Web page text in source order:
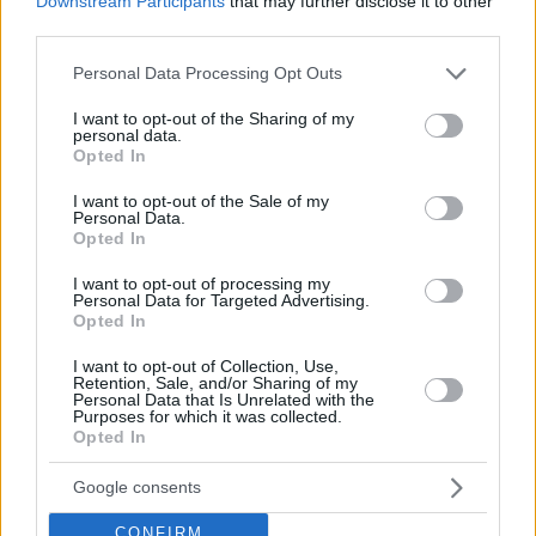
Please note that this website/app uses one or more Google
not limited to your visit or usage behaviour. You may click to
grant or deny consent to Google and its third-party tags to
use your data for below specified purposes in below Google
consent section.
Personal Data Processing Opt Outs
I want to opt-out of the Sharing of my
personal data.
Opted In
I want to opt-out of the Sale of my
Personal Data.
Opted In
I want to opt-out of processing my
Personal Data for Targeted Advertising.
Opted In
I want to opt-out of Collection, Use,
Retention, Sale, and/or Sharing of my
Personal Data that Is Unrelated with the
Purposes for which it was collected.
Opted In
Google consents
October 17, 2024
Τη δεδομένη στιγμή βρισκόμαστε στο 3-0. Ευτυχώς αυτοί
(σ.σ. οι δημοσιογράφοι) είναι η μειοψηφία. Αυτή η
μειοψηφία δεν μπορεί να βλάψει το επάγγελμά σας στην
ολότητά του. Δεν σκεφτόμαστε να προσθέσουμε κανέναν